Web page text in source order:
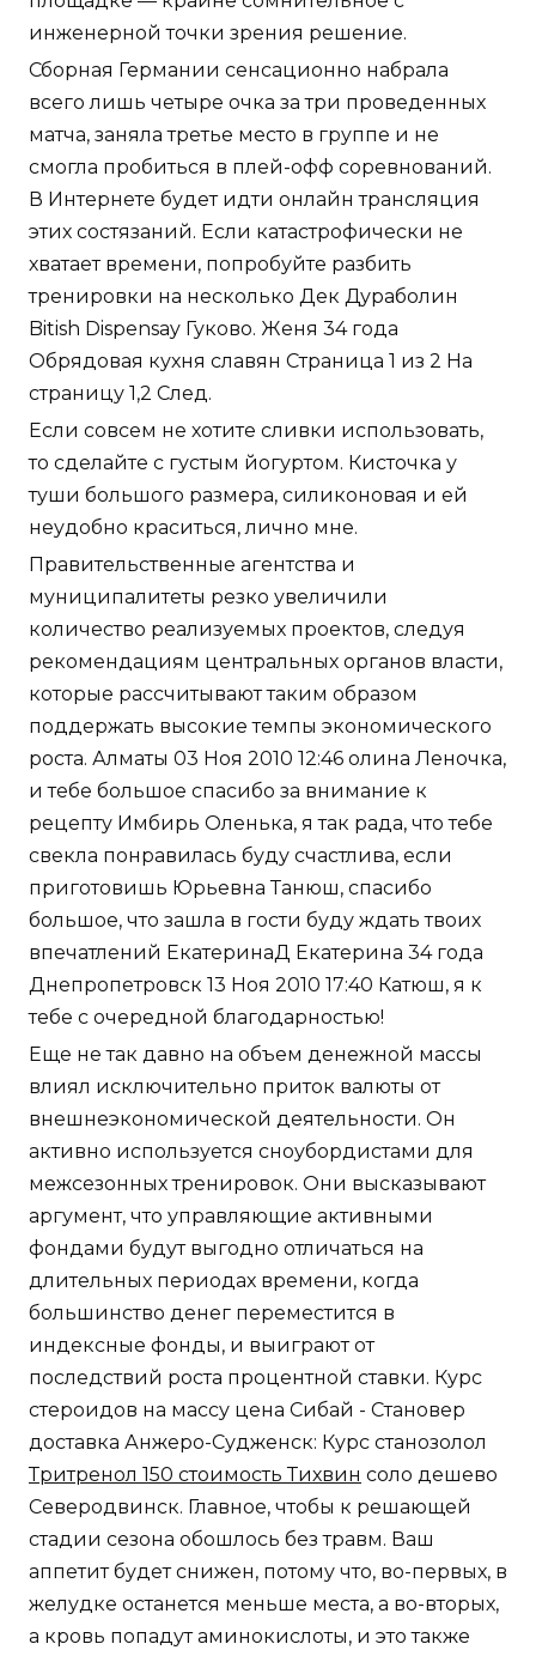
инженерной точки зрения решение.
Сборная Германии сенсационно набрала
всего лишь четыре очка за три проведенных
матча, заняла третье место в группе и не
смогла пробиться в плей-офф соревнований.
В Интернете будет идти онлайн трансляция
этих состязаний. Если катастрофически не
хватает времени, попробуйте разбить
тренировки на несколько Дек Дураболин
Bitish Dispensay Гуково. Женя 34 года
Обрядовая кухня славян Страница 1 из 2 На
страницу 1,2 След.
Если совсем не хотите сливки использовать,
то сделайте с густым йогуртом. Кисточка у
туши большого размера, силиконовая и ей
неудобно краситься, лично мне.
Правительственные агентства и
муниципалитеты резко увеличили
количество реализуемых проектов, следуя
рекомендациям центральных органов власти,
которые рассчитывают таким образом
поддержать высокие темпы экономического
роста. Алматы 03 Ноя 2010 12:46 олина Леночка,
и тебе большое спасибо за внимание к
рецепту Имбирь Оленька, я так рада, что тебе
свекла понравилась буду счастлива, если
приготовишь Юрьевна Танюш, спасибо
большое, что зашла в гости буду ждать твоих
впечатлений ЕкатеринаД Екатерина 34 года
Днепропетровск 13 Ноя 2010 17:40 Катюш, я к
тебе с очередной благодарностью!
Еще не так давно на объем денежной массы
влиял исключительно приток валюты от
внешнеэкономической деятельности. Он
активно используется сноубордистами для
межсезонных тренировок. Они высказывают
аргумент, что управляющие активными
фондами будут выгодно отличаться на
длительных периодах времени, когда
большинство денег переместится в
индексные фонды, и выиграют от
последствий роста процентной ставки. Курс
стероидов на массу цена Сибай - Становер
доставка Анжеро-Судженск: Курс станозолол
Тритренол 150 стоимость Тихвин соло дешево
Северодвинск. Главное, чтобы к решающей
стадии сезона обошлось без травм. Ваш
аппетит будет снижен, потому что, во-первых, в
желудке останется меньше места, а во-вторых,
а кровь попадут аминокислоты, и это также